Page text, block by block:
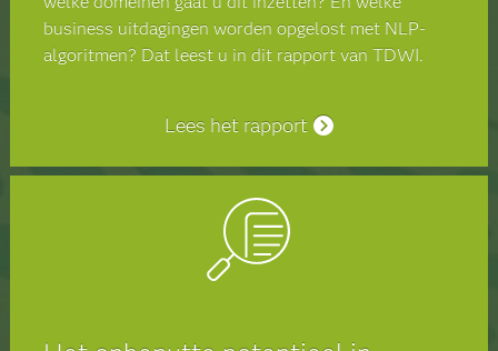
business uitdagingen worden opgelost met NLP-
algoritmen? Dat leest u in dit rapport van TDWI.
Lees het rapport